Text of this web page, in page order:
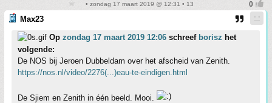
• zondag 17 maart 2019 @ 12:31 • 13
Max23
Op zondag 17 maart 2019 12:06 schreef borisz het
volgende:
De NOS bij Jeroen Dubbeldam over het afscheid van Zenith.
https://nos.nl/video/2276(...)eau-te-eindigen.html
De Sjiem en Zenith in één beeld. Mooi.